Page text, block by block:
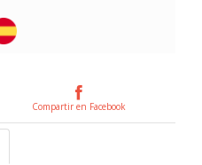
Compartir en Facebook